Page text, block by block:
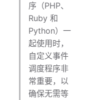
序（PHP、
Ruby 和
Python）一
起使用时，
自定义事件
调度程序非
常重要，以
确保无需等